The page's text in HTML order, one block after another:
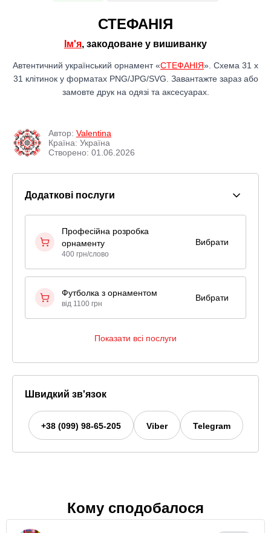
СТЕФАНІЯ
Ім'я, закодоване у вишиванку
Автентичний український орнамент «СТЕФАНІЯ». Схема 31 x
31 клітинок у форматах PNG/JPG/SVG. Завантажте зараз або
замовте друк на одязі та аксесуарах.
Автор: Valentina
Країна: Україна
Створено: 01.06.2026
Додаткові послуги
Професійна розробка
орнаменту
400 грн/слово
Вибрати
Футболка з орнаментом
від 1100 грн
Вибрати
Показати всі послуги
Швидкий зв'язок
+38 (099) 98-65-205 Viber Telegram
Кому сподобалося